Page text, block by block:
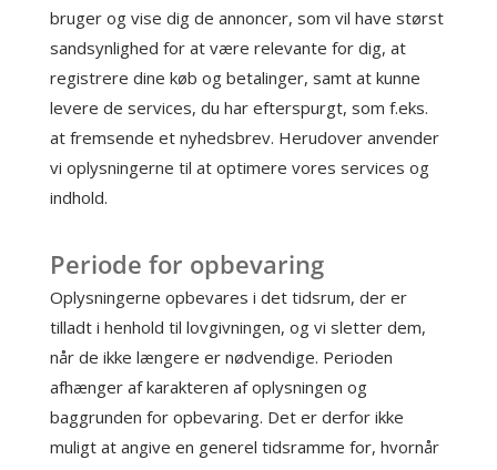
bruger og vise dig de annoncer, som vil have størst
sandsynlighed for at være relevante for dig, at
registrere dine køb og betalinger, samt at kunne
levere de services, du har efterspurgt, som f.eks.
at fremsende et nyhedsbrev. Herudover anvender
vi oplysningerne til at optimere vores services og
indhold.
Periode for opbevaring
Oplysningerne opbevares i det tidsrum, der er
tilladt i henhold til lovgivningen, og vi sletter dem,
når de ikke længere er nødvendige. Perioden
afhænger af karakteren af oplysningen og
baggrunden for opbevaring. Det er derfor ikke
muligt at angive en generel tidsramme for, hvornår